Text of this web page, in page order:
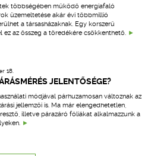
többségében működő energiafaló
üzemeltetése akár évi többmillió
a társasházaknak. Egy korszerű
ez az összeg a töredékére csökkenthető.
18.
JELENTŐSÉGE?
módjával párhuzamosan változnak az
jellemzői is. Ma már elengedhetetlen,
illetve párazáró fóliákat alkalmazzunk a